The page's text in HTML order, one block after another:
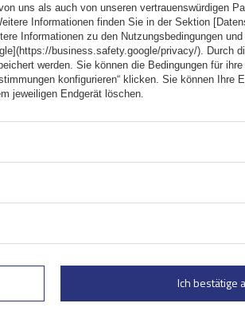
Aluminium-
uns als auch von unseren vertrauenswürdigen
Informationen finden Sie in der Sektion
Informationen zu den Nutzungsbedingungen
business.safety.google/privacy/). Durch
werden. Sie können die Bedingungen für
konfigurieren“ klicken. Sie können Ihre
jeweiligen Endgerät löschen.
Ich bestätige